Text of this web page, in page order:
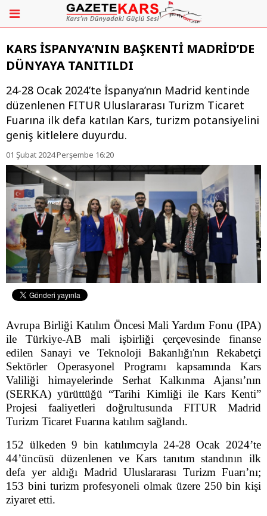
KARS İSPANYA’NIN BAŞKENTİ MADRİD’DE
DÜNYAYA TANITILDI
​​​​​​​24-28 Ocak 2024’te İspanya’nın Madrid kentinde
düzenlenen FITUR Uluslararası Turizm Ticaret
Fuarına ilk defa katılan Kars, turizm potansiyelini
geniş kitlelere duyurdu.
01 Şubat 2024 Perşembe 16:20
Avrupa Birliği Katılım Öncesi Mali Yardım Fonu (IPA)
ile Türkiye-AB mali işbirliği çerçevesinde finanse
edilen Sanayi ve Teknoloji Bakanlığı'nın Rekabetçi
Sektörler Operasyonel Programı kapsamında Kars
Valiliği himayelerinde Serhat Kalkınma Ajansı’nın
(SERKA) yürüttüğü “Tarihi Kimliği ile Kars Kenti”
Projesi faaliyetleri doğrultusunda FITUR Madrid
Turizm Ticaret Fuarına katılım sağlandı.
152 ülkeden 9 bin katılımcıyla 24-28 Ocak 2024’te
44’üncüsü düzenlenen ve Kars tanıtım standının ilk
defa yer aldığı Madrid Uluslararası Turizm Fuarı’nı;
153 bini turizm profesyoneli olmak üzere 250 bin kişi
ziyaret etti.